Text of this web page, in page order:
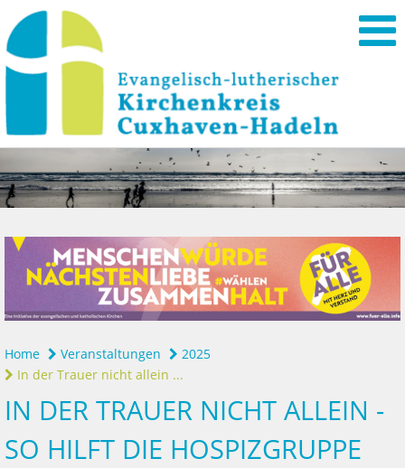
Home Veranstaltungen
2025
In der Trauer nicht allein ...
IN DER TRAUER NICHT ALLEIN -
SO HILFT DIE HOSPIZGRUPPE